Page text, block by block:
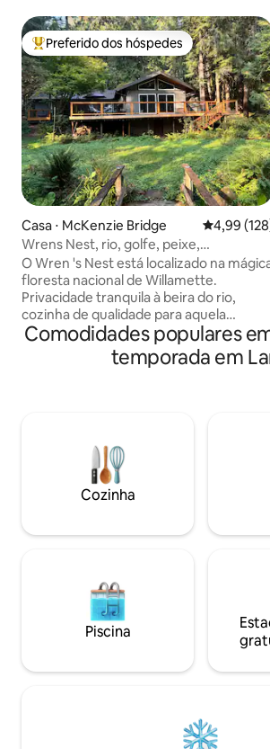
Entre os melhores preferidos dos
Preferido dos hóspedes
Casa ⋅ McKenzie Bridge 4,99 de
4,99
Wrens Nest, rio, golfe, peixe,
caminhada, jangada, relaxe!
O Wren 's Nest está localizado na
floresta nacional de Willamette.
Privacidade tranquila à beira do rio,
cozinha de qualidade para aquela
sensação de casa aconchegante.
Aconchegue-se no sofá ou aproveite a
natureza. Relaxe no deck enquanto
qualquer época do ano. Nas
proximidades, rafting, golfe Tokatee,
trilha do rio Mckenzie, fontes termais de
Belknap, cachoeiras Sahalie, lago Clear,
Lodge. Relaxe, este é um ReSet~
Comodidades populares
temporada em
Cozinha
Piscina